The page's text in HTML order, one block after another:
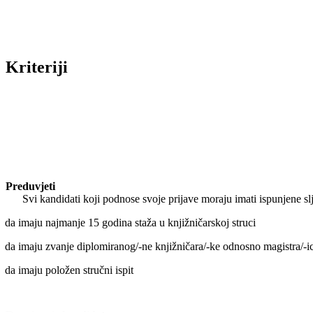
Kriteriji
Preduvjeti
Svi kandidati koji podnose svoje prijave moraju imati ispunjene
da imaju najmanje 15 godina staža u knjižničarskoj struci
da imaju zvanje diplomiranog/-ne knjižničara/-ke odnosno
da imaju položen stručni ispit